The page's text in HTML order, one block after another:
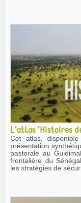
L’atlas ’Histoires
Cet atlas,
présentation
pastorale au
frontalière du
les stratégies de